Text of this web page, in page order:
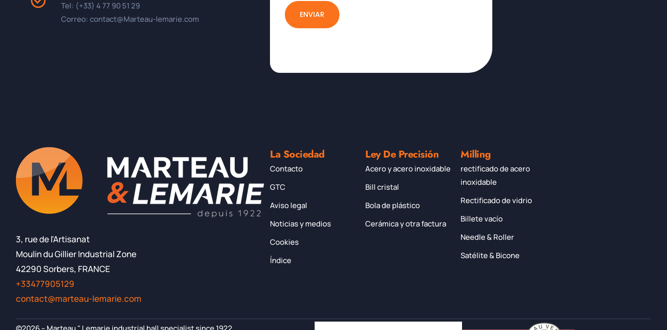
Tel: (+33) 4 77 90 51 29
Correo: contact@Marteau-lemarie.com
ENVIAR
3, rue de l'Artisanat
Moulin du Gillier Industrial Zone
42290 Sorbers, FRANCE
+33477905129
contact@marteau-lemarie.com
La Sociedad
Contacto
GTC
Aviso legal
Noticias y medios
Cookies
Índice
Ley De Precisión
Acero y acero inoxidable
Bill cristal
Bola de plástico
Cerámica y otra factura
Milling
rectificado de acero
inoxidable
Rectificado de vidrio
Billete vacío
Needle & Roller
Satélite & Bicone